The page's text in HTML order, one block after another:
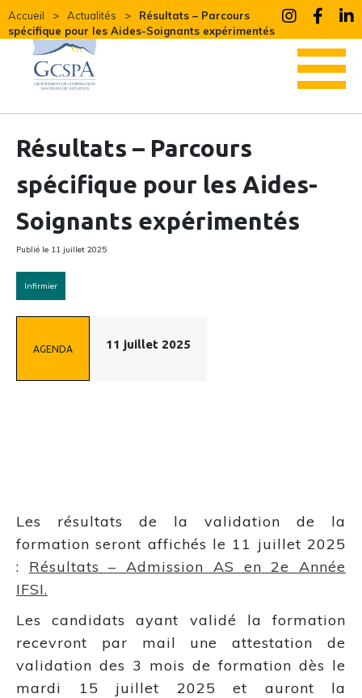
Accueil Actualités
Résultats – Parcours
spécifique pour les Aides-Soignants expérimentés
Résultats – Parcours
spécifique pour les Aides-
Soignants expérimentés
Publié le 11 juillet 2025
Infirmier
AGENDA 11 juillet 2025
Les résultats de la validation de la
formation seront affichés le 11 juillet 2025
: Résultats – Admission AS en 2e Année
IFSI.
Les candidats ayant validé la formation
recevront par mail une attestation de
validation des 3 mois de formation dès le
mardi 15 juillet 2025 et auront la